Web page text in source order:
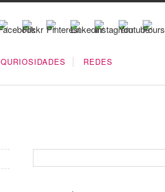
QURIOSIDADES REDES